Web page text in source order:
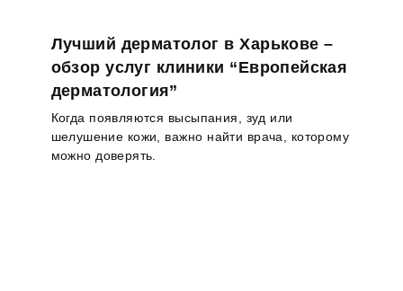
Лучший дерматолог в Харькове –
обзор услуг клиники “Европейская
дерматология”
Когда появляются высыпания, зуд или
шелушение кожи, важно найти врача, которому
можно доверять.